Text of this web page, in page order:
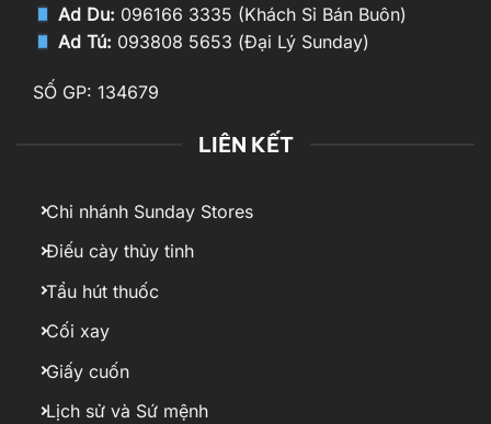
Ad Du: 096166 3335 (Khách Sỉ Bán Buôn)
Ad Tú: 093808 5653 (Đại Lý Sunday)
SỐ GP: 134679
LIÊN KẾT
Chi nhánh Sunday Stores
Điếu cày thủy tinh
Tẩu hút thuốc
Cối xay
Giấy cuốn
Lịch sử và Sứ mệnh